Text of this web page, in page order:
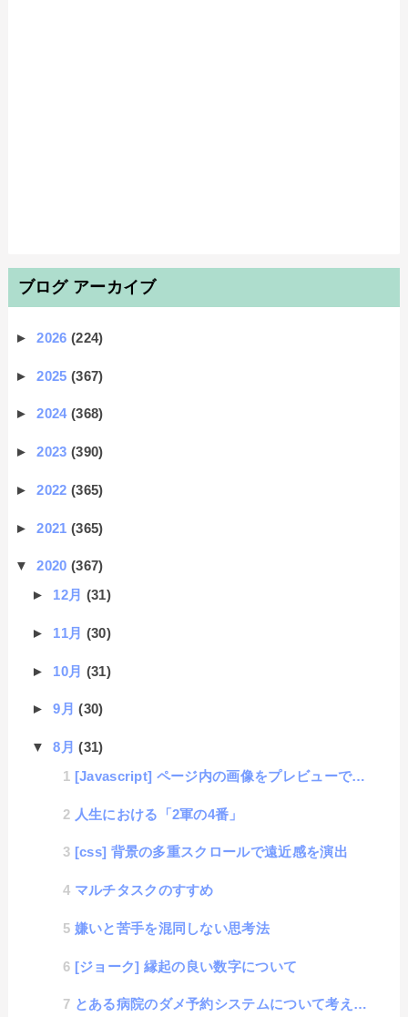
ブログ アーカイブ
►2026(224)
►2025(367)
►2024(368)
►2023(390)
►2022(365)
►2021(365)
▼2020(367)
► 12月 (31)
► 11月 (30)
► 10月 (31)
►9月(30)
▼8月(31)
[Javascript] ページ内の画像をプレビューできる便利ライブラリに機能追加したよ。
人生における「2軍の4番」
[css] 背景の多重スクロールで遠近感を演出
マルチタスクのすすめ
嫌いと苦手を混同しない思考法
[ジョーク] 縁起の良い数字について
とある病院のダメ予約システムについて考える #2 改善提案